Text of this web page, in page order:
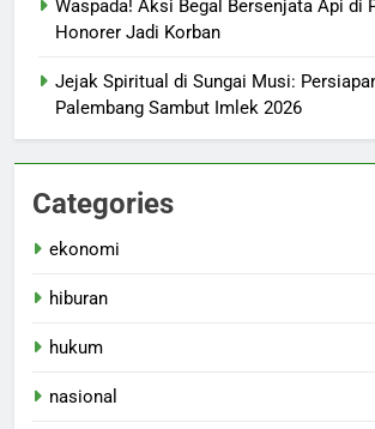
Waspada! Aksi Begal Bersenjata Api di
Honorer Jadi Korban
Jejak Spiritual di Sungai Musi:
Palembang Sambut Imlek 2026
Categories
ekonomi
hiburan
hukum
nasional